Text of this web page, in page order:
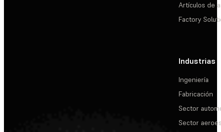
Artículos de
Factory
Industrias
Ingeniería
Fabricación
Sector
Sector